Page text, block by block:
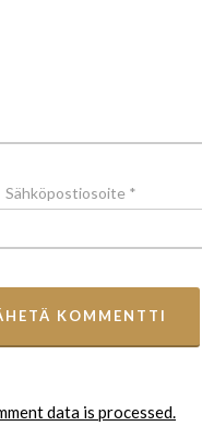
Sähköpostiosoite *
data is processed.